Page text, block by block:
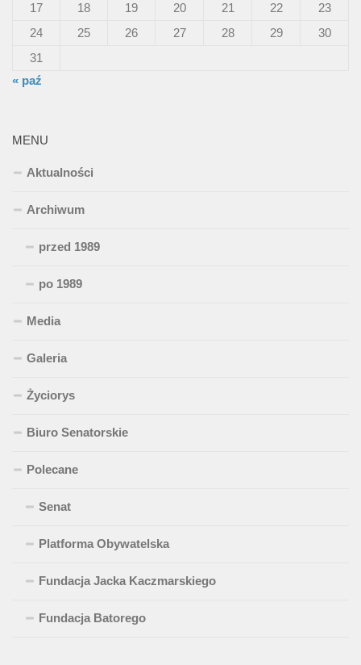
17 18 19 20 21 22
23
24
25 26 27 28 29
30
31
« paź
MENU
Aktualności
Archiwum
przed 1989
po 1989
Media
Galeria
Życiorys
Biuro Senatorskie
Polecane
Senat
Platforma Obywatelska
Fundacja Jacka Kaczmarskiego
Fundacja Batorego